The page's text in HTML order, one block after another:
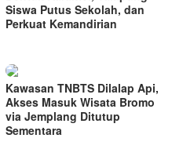
Siswa Putus Sekolah, dan
Perkuat Kemandirian
Kawasan TNBTS Dilalap Api,
Akses Masuk Wisata Bromo
via Jemplang Ditutup
Sementara